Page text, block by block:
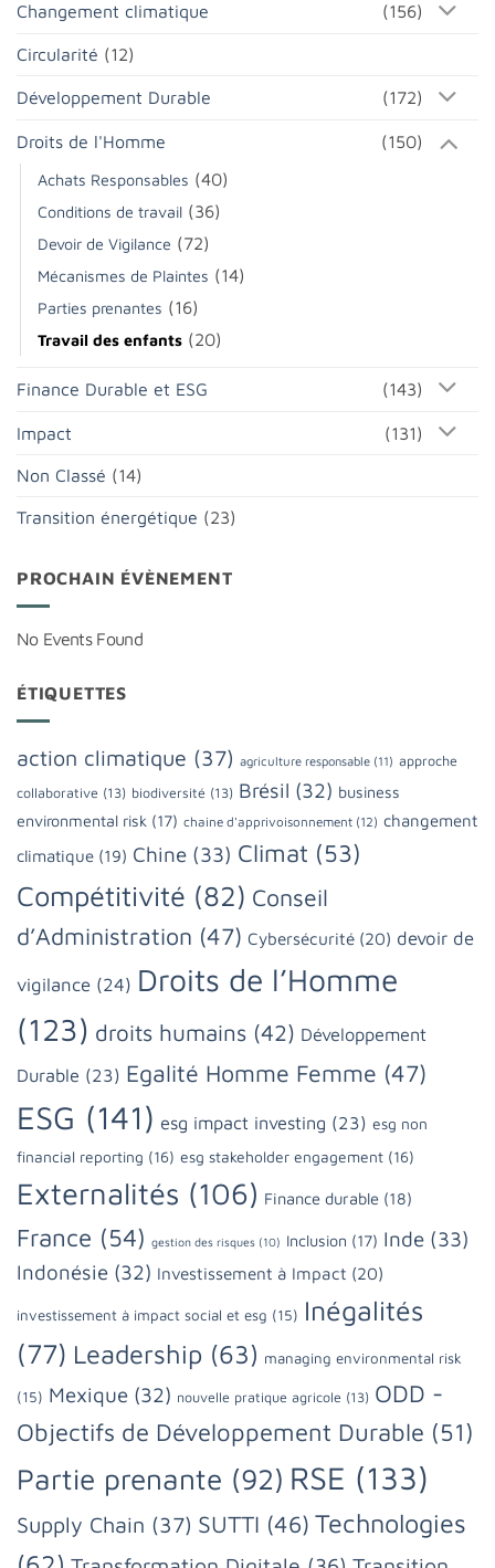
Changement climatique (156)
Circularité (12)
Développement Durable (172)
Droits de l'Homme (150)
Achats Responsables (40)
Conditions de travail (36)
Devoir de Vigilance (72)
Mécanismes de Plaintes (14)
Parties prenantes (16)
Travail des enfants (20)
Finance Durable et ESG (143)
Impact (131)
Non Classé (14)
Transition énergétique (23)
PROCHAIN ÉVÈNEMENT
No Events Found
ÉTIQUETTES
action climatique (37) agriculture responsable (11) approche
collaborative (13) biodiversité (13) Brésil (32) business
environmental risk (17) chaine d'apprivoisonnement (12) changement
climatique (19) Chine (33) Climat (53)
Compétitivité (82) Conseil
d’Administration (47) Cybersécurité (20) devoir de
vigilance (24) Droits de l’Homme
(123) droits humains (42) Développement
Durable (23) Egalité Homme Femme (47)
ESG (141) esg impact investing (23) esg non
financial reporting (16) esg stakeholder engagement (16)
Externalités (106) Finance durable (18)
France (54) gestion des risques (10) Inclusion (17) Inde (33)
Indonésie (32) Investissement à Impact (20)
investissement à impact social et esg (15) Inégalités
(77) Leadership (63) managing environmental risk
(15) Mexique (32) nouvelle pratique agricole (13) ODD -
Objectifs de Développement Durable (51)
Partie prenante (92) RSE (133)
Supply Chain (37) SUTTI (46) Technologies